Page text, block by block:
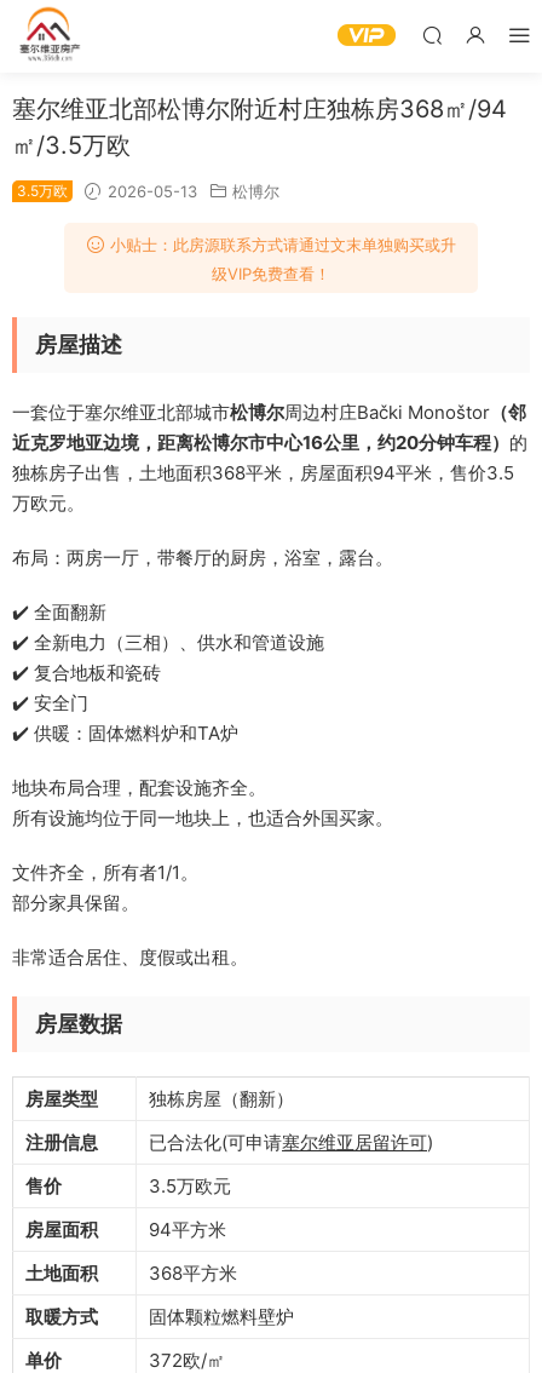
塞尔维亚北部松博尔附近村庄独栋房368㎡/94
㎡/3.5万欧
3.5万欧 2026-05-13 松博尔
小贴士：此房源联系方式请通过文末单独购买或升
级VIP免费查看！
房屋描述
一套位于塞尔维亚北部城市松博尔周边村庄Bački Monoštor （邻
近克罗地亚边境，距离松博尔市中心16公里，约20分钟车程） 的
独栋房子出售，土地面积368平米，房屋面积94平米，售价3.5
万欧元。
布局：两房一厅，带餐厅的厨房，浴室，露台。
✔️ 全面翻新
✔️ 全新电力（三相）、供水和管道设施
✔️ 复合地板和瓷砖
✔️ 安全门
✔️ 供暖：固体燃料炉和TA炉
地块布局合理，配套设施齐全。
所有设施均位于同一地块上，也适合外国买家。
文件齐全，所有者1/1。
部分家具保留。
非常适合居住、度假或出租。
房屋数据
房屋类型
独栋房屋（翻新）
注册信息
已合法化(可申请塞尔维亚居留许可)
售价
3.5万欧元
房屋面积
94平方米
土地面积
368平方米
取暖方式
固体颗粒燃料壁炉
单价
372欧/㎡